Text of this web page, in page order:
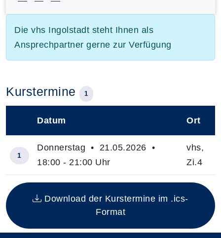
Die vhs Ingolstadt steht Ihnen als
Ansprechpartner gerne zur Verfügung
Kurstermine 1
Insgesamt gibt es 1 Termine zum diesen Kurs
Datum Ort
1
Donnerstag • 21.05.2026 •
18:00 - 21:00 Uhr
vhs,
Zi.4
Download der Kurstermine im .ics-
Format